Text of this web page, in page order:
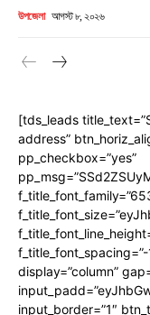
উপজেলা আগস্ট ৮, ২০২৬
[tds_leads
address”
pp_checkbox=”yes”
display=”column”
input_border=”1″